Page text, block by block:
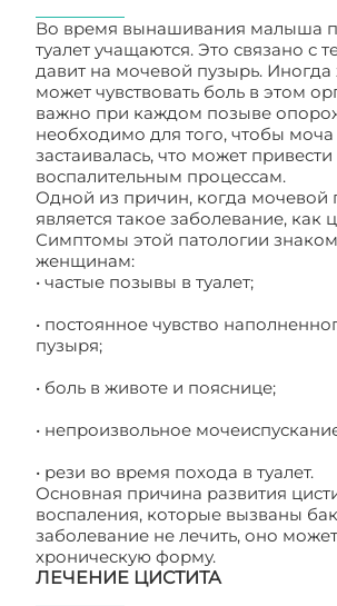
Во время вынашивания малыша
туалет учащаются. Это связано с
давит на мочевой пузырь.
может чувствовать боль в этом
важно при каждом позыве
необходимо для того, чтобы моча
застаивалась, что может привести
воспалительным процессам.
Одной из причин, когда мочевой
является такое заболевание, как
Симптомы этой патологии
женщинам:
• частые позывы в туалет;
• постоянное чувство
пузыря;
• боль в животе и пояснице;
• непроизвольное
• рези во время похода в туалет.
Основная причина развития
воспаления, которые вызваны
заболевание не лечить, оно
хроническую форму.
ЛЕЧЕНИЕ ЦИСТИТА